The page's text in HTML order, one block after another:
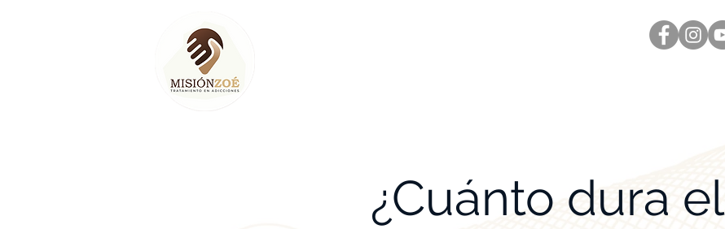
¿Cuánto dura el